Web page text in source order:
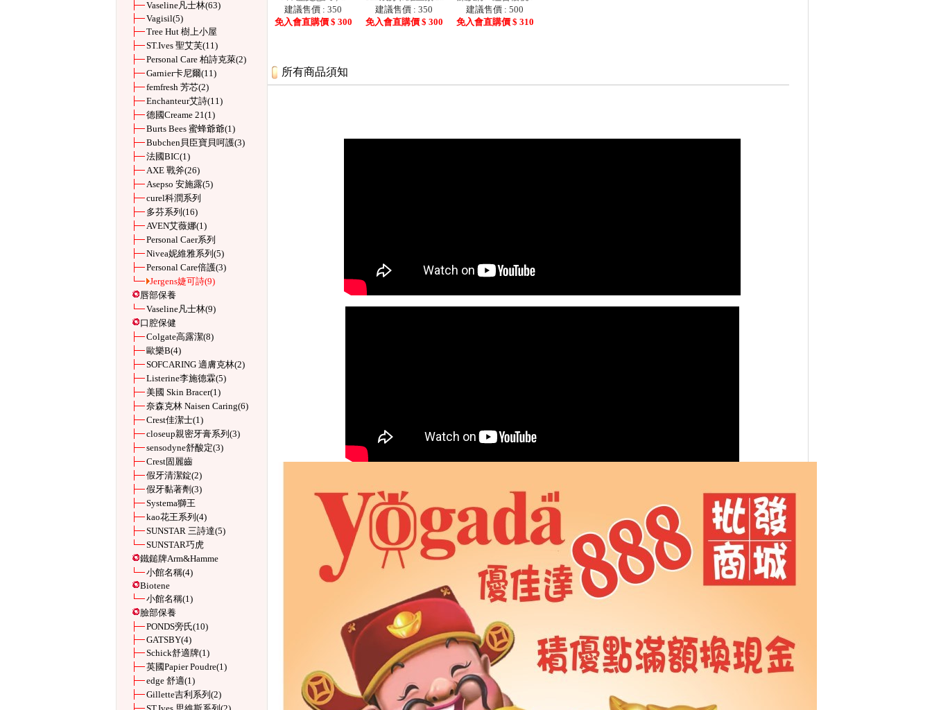
Vaseline凡士林(63)
Vagisil(5)
Tree Hut 樹上小屋
ST.Ives 聖艾芙(11)
Personal Care 柏詩克萊(2)
Garnier卡尼爾(11)
femfresh 芳芯(2)
Enchanteur艾詩(11)
德國Creame 21(1)
Burts Bees 蜜蜂爺爺(1)
Bubchen貝臣寶貝呵護(3)
法國BIC(1)
AXE 戰斧(26)
Asepso 安施露(5)
curel科潤系列
多芬系列 (16)
AVEN艾薇娜(1)
Personal Caer系列
Nivea妮維雅系列 (5)
Personal Care倍護(3)
Jergens婕可詩(9)
唇部保養
Vaseline凡士林(9)
口腔保健
Colgate高露潔(8)
歐樂B(4)
SOFCARING 適膚克林(2)
Listerine李施德霖(5)
美國 Skin Bracer(1)
奈森克林 Naisen Caring(6)
Crest佳潔士(1)
closeup親密牙膏系列 (3)
sensodyne舒酸定(3)
Crest固麗齒
假牙清潔錠(2)
假牙黏著劑(3)
Systema獅王
kao花王系列 (4)
SUNSTAR 三詩達(5)
SUNSTAR巧虎
鐵鎚牌Arm&Hamme
小館名稱(4)
Biotene
小館名稱(1)
臉部保養
PONDS旁氏(10)
GATSBY(4)
Schick舒適牌(1)
英國Papier Poudre(1)
edge 舒適(1)
Gillette吉利系列 (2)
建議售價 : 350
免入會直購價 $ 300
建議售價 : 350
免入會直購價 $ 300
建議售價 : 500
免入會直購價 $ 310
所有商品須知